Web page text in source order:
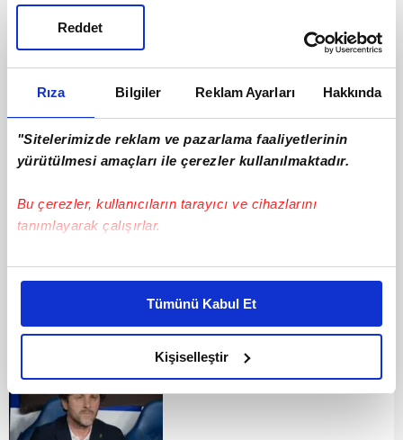
Rıza Bilgiler Reklam Ayarları Hakkında
"Sitelerimizde reklam ve pazarlama faaliyetlerinin
yürütülmesi amaçları ile çerezler kullanılmaktadır.
Bu çerezler, kullanıcıların tarayıcı ve cihazlarını
tanımlayarak çalışırlar.
Bu çerezlere izin vermeniz halinde sizlere özel
daha iyi reklam deneyimi yaşatabiliriz. Bunu yaparken
amacımızın size daha iyi bir reklam deneyimi sunmak
olduğunu ve sizlere en iyi içerikleri sunabilmek adına
elimizden gelen çabayı gösterdiğimizi ve bu noktada,
reklamların maliyetlerimizi karşılamak noktasında tek gelir
kalemimiz olduğunu sizlere hatırlatmak isteriz.
Tümünü Kabul Et
Kişiselleştir
Reddet
1998 tarihinde dünyaya gelmiştir. 168 cm
boyunda ve 70 kilo olan Yusuf Sarı, Sağ
ayağını kullanmaktadır. Bu sezon ilk 11'de 0
kart görmüştür. Yusuf Sarı, bu sezon 0 asist
ve 0 gol katkısı ile oynamaktadır.